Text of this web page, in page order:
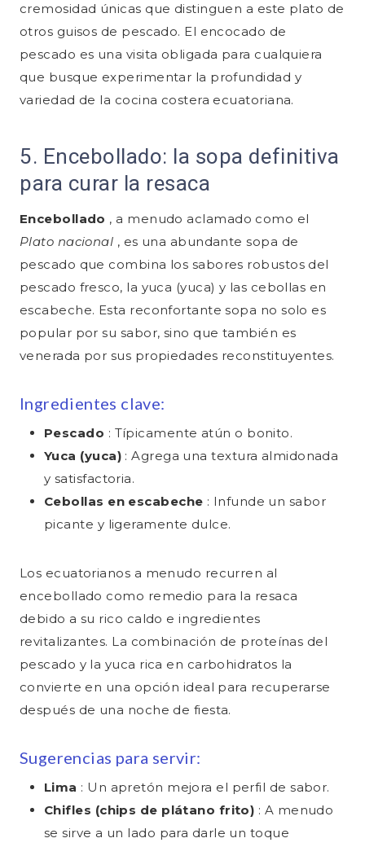
cremosidad únicas que distinguen a este plato de
otros guisos de pescado. El encocado de
pescado es una visita obligada para cualquiera
que busque experimentar la profundidad y
variedad de la cocina costera ecuatoriana.
5. Encebollado: la sopa definitiva
para curar la resaca
Encebollado , a menudo aclamado como el
Plato nacional , es una abundante sopa de
pescado que combina los sabores robustos del
pescado fresco, la yuca (yuca) y las cebollas en
escabeche. Esta reconfortante sopa no solo es
popular por su sabor, sino que también es
venerada por sus propiedades reconstituyentes.
Ingredientes clave:
Pescado : Típicamente atún o bonito.
Yuca (yuca) : Agrega una textura almidonada
y satisfactoria.
Cebollas en escabeche : Infunde un sabor
picante y ligeramente dulce.
Los ecuatorianos a menudo recurren al
encebollado como remedio para la resaca
debido a su rico caldo e ingredientes
revitalizantes. La combinación de proteínas del
pescado y la yuca rica en carbohidratos la
convierte en una opción ideal para recuperarse
después de una noche de fiesta.
Sugerencias para servir:
Lima : Un apretón mejora el perfil de sabor.
Chifles (chips de plátano frito) : A menudo
se sirve a un lado para darle un toque